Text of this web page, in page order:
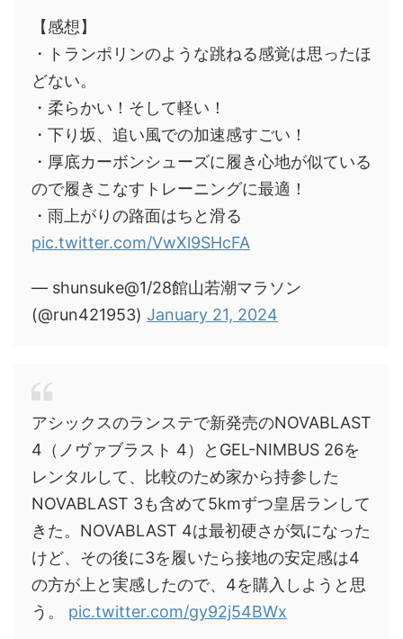
【感想】
・トランポリンのような跳ねる感覚は思ったほ
どない。
・柔らかい！そして軽い！
・下り坂、追い風での加速感すごい！
・厚底カーボンシューズに履き心地が似ている
ので履きこなすトレーニングに最適！
・雨上がりの路面はちと滑る
pic.twitter.com/VwXl9SHcFA
— shunsuke@1/28館山若潮マラソン
(@run421953) January 21, 2024
アシックスのランステで新発売のNOVABLAST
4（ノヴァブラスト 4）とGEL-NIMBUS 26を
レンタルして、比較のため家から持参した
NOVABLAST 3も含めて5kmずつ皇居ランして
きた。NOVABLAST 4は最初硬さが気になった
けど、その後に3を履いたら接地の安定感は4
の方が上と実感したので、4を購入しようと思
う。 pic.twitter.com/gy92j54BWx